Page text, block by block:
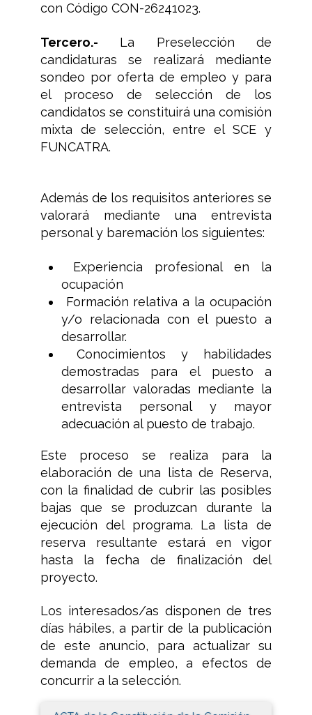
con Código CON-26241023.
Tercero.- La Preselección de
candidaturas se realizará mediante
sondeo por oferta de empleo y para
el proceso de selección de los
candidatos se constituirá una comisión
mixta de selección, entre el SCE y
FUNCATRA.
Además de los requisitos anteriores se
valorará mediante una entrevista
personal y baremación los siguientes:
Experiencia profesional en la
ocupación
Formación relativa a la ocupación
y/o relacionada con el puesto a
desarrollar.
Conocimientos y habilidades
demostradas para el puesto a
desarrollar valoradas mediante la
entrevista personal y mayor
adecuación al puesto de trabajo.
Este proceso se realiza para la
elaboración de una lista de Reserva,
con la finalidad de cubrir las posibles
bajas que se produzcan durante la
ejecución del programa. La lista de
reserva resultante estará en vigor
hasta la fecha de finalización del
proyecto.
Los interesados/as disponen de tres
días hábiles, a partir de la publicación
de este anuncio, para actualizar su
demanda de empleo, a efectos de
concurrir a la selección.